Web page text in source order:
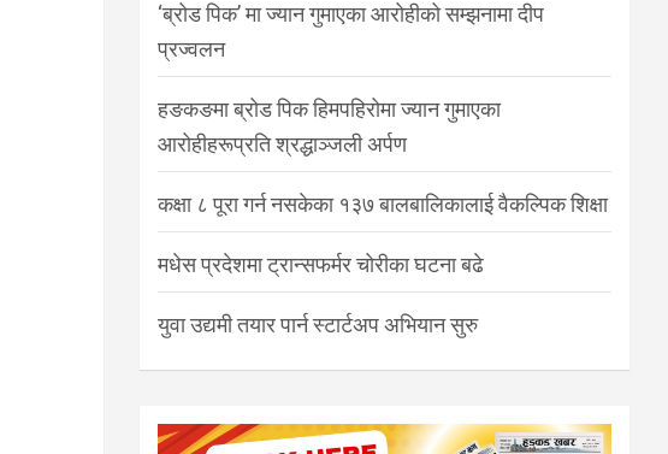
‘ब्रोड पिक’ मा ज्यान गुमाएका आरोहीको सम्झनामा दीप
प्रज्वलन
हङकङमा ब्रोड पिक हिमपहिरोमा ज्यान गुमाएका
आरोहीहरूप्रति श्रद्धाञ्जली अर्पण
कक्षा ८ पूरा गर्न नसकेका १३७ बालबालिकालाई वैकल्पिक शिक्षा
मधेस प्रदेशमा ट्रान्सफर्मर चोरीका घटना बढे
युवा उद्यमी तयार पार्न स्टार्टअप अभियान सुरु